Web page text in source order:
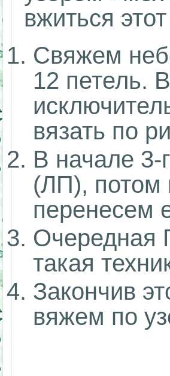
вжиться
Свяжем
12 петель.
вязать по
В начале
(ЛП),
перенесем
Очередная
такая
Закончив
вяжем по